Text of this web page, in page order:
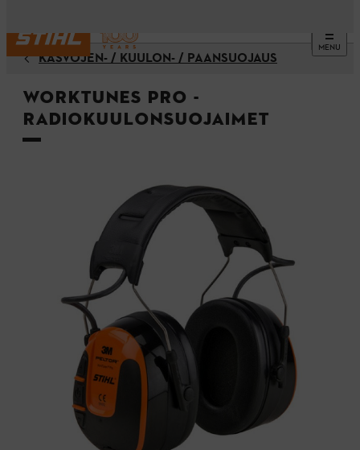
MENU
KASVOJEN- / KUULON- / PÄÄNSUOJAUS
WorkTunes Pro -
radiokuulonsuojaimet